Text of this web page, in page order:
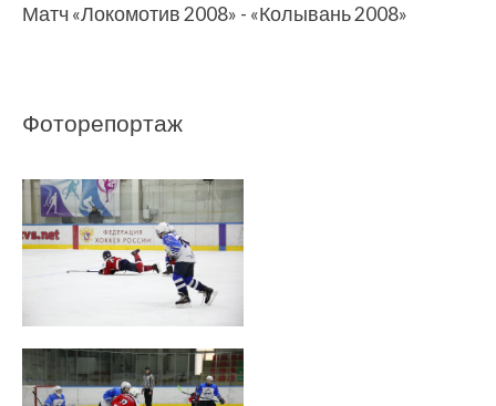
Матч «Локомотив 2008» - «Колывань 2008»
Фоторепортаж